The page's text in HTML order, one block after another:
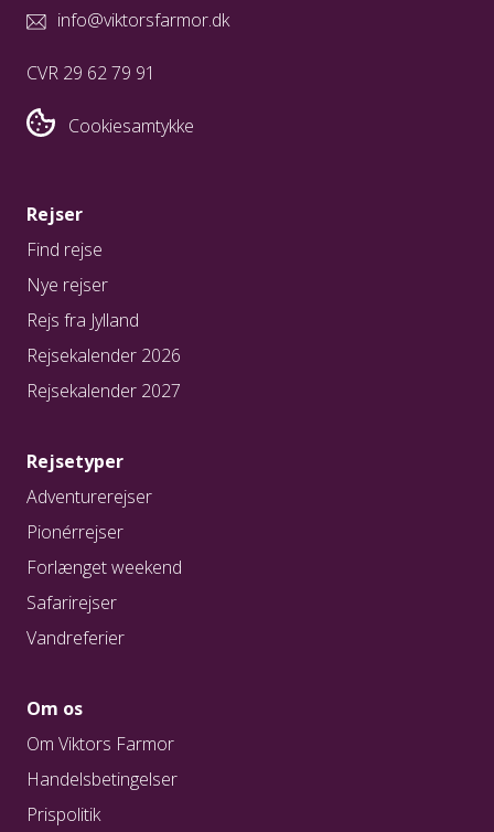
info@viktorsfarmor.dk
CVR 29 62 79 91
Cookiesamtykke
Rejser
Find rejse
Nye rejser
Rejs fra Jylland
Rejsekalender 2026
Rejsekalender 2027
Rejsetyper
Adventurerejser
Pionérrejser
Forlænget weekend
Safarirejser
Vandreferier
Om os
Om Viktors Farmor
Handelsbetingelser
Prispolitik